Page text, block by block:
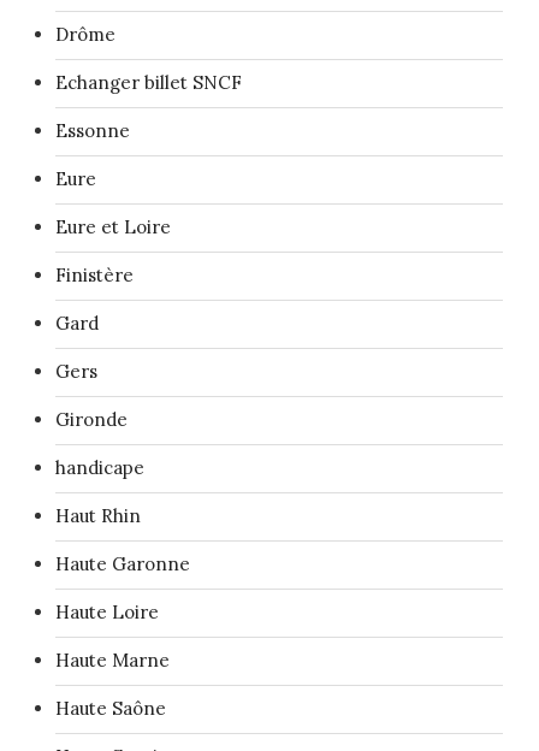
Drôme
Echanger billet SNCF
Essonne
Eure
Eure et Loire
Finistère
Gard
Gers
Gironde
handicape
Haut Rhin
Haute Garonne
Haute Loire
Haute Marne
Haute Saône